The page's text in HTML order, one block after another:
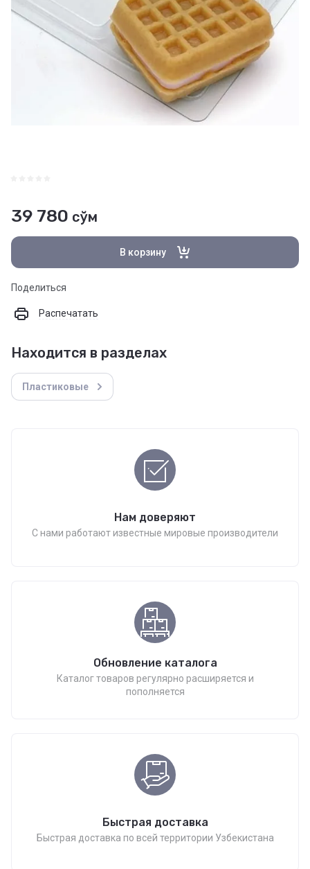
39 780 сўм
В корзину
Поделиться
Распечатать
Находится в разделах
Пластиковые
Нам доверяют
С нами работают известные мировые производители
Обновление каталога
Каталог товаров регулярно расширяется и
пополняется
Быстрая доставка
Быстрая доставка по всей территории Узбекистана